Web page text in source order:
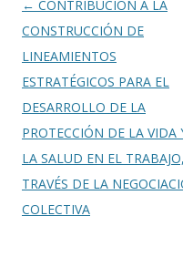
k r
Navegación
de
entradas
← CONTRIBUCIÓN A LA
CONSTRUCCIÓN DE
LINEAMIENTOS
ESTRATÉGICOS PARA EL
DESARROLLO DE LA
PROTECCIÓN DE LA VIDA
LA SALUD EN EL
TRAVÉS DE LA
COLECTIVA